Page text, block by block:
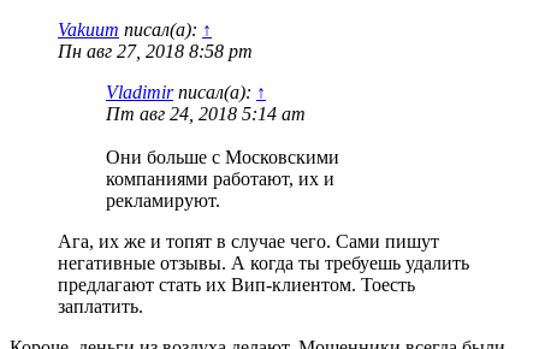
Vakuum писал(а): ↑
Пн авг 27, 2018 8:58 pm
Vladimirписал(а): ↑
Пт авг 24, 2018 5:14 am
Они больше с Московскими
компаниями работают, их и
рекламируют.
Ага, их же и топят в случае чего. Сами пишут
негативные отзывы. А когда ты требуешь удалить
предлагают стать их Вип-клиентом. Тоесть
заплатить.